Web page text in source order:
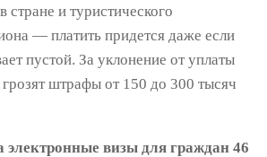
стране и туристического
— платить придется даже если
пустой. За уклонение от уплаты
штрафы от 150 до 300 тысяч
электронные визы для граждан 46